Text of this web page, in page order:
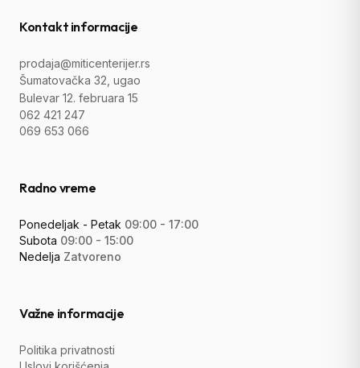
Kontakt informacije
prodaja@miticenterijer.rs
Šumatovačka 32, ugao
Bulevar 12. februara 15
062 421 247
069 653 066
Radno vreme
Ponedeljak - Petak 09:00 - 17:00
Subota 09:00 - 15:00
Nedelja Zatvoreno
Važne informacije
Politika privatnosti